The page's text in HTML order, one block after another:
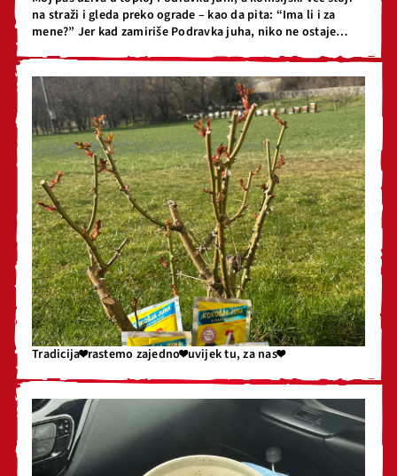
na straži i gleda preko ograde – kao da pita: “Ima li i za
mene?” Jer kad zamiriše Podravka juha, niko ne ostaje
šta valja.
Tradicija❤️rastemo zajedno❤️uvijek tu, za nas❤️